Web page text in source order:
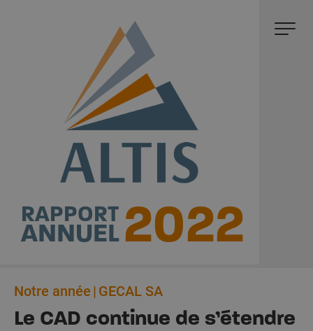
2022
RAPPORT
ANNUEL
Notre année GECAL SA
Le CAD continue de s’étendre